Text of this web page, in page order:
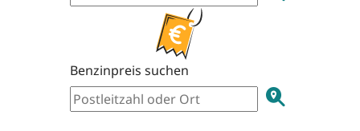
Benzinpreis suchen